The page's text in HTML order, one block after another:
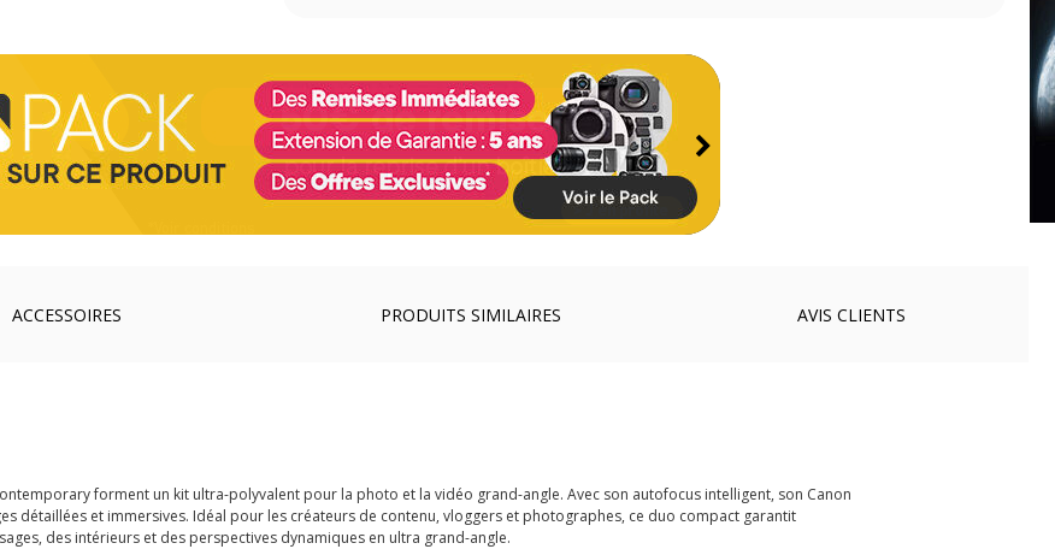
ACCESSOIRES PRODUITS SIMILAIRES AVIS CLIENTS
forment un kit ultra-polyvalent pour la photo et la vidéo grand-angle. Avec son autofocus intelligent, son Canon
détaillées et immersives. Idéal pour les créateurs de contenu, vloggers et photographes, ce duo compact garantit
des intérieurs et des perspectives dynamiques en ultra grand-angle.